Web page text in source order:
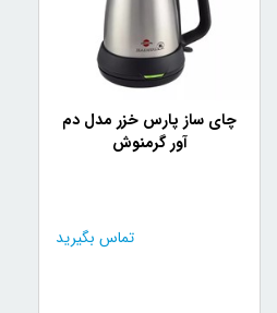
چای ساز پارس خزر مدل دم
آور گرمنوش
تماس بگیرید